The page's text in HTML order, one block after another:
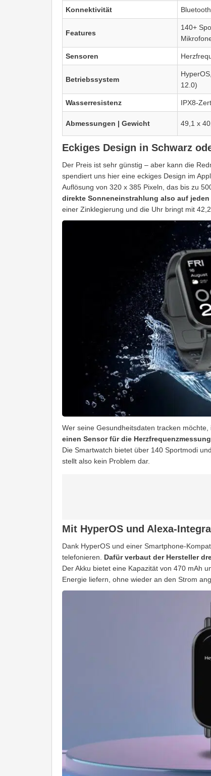
Konnektivität
Features
140+
Sensoren
Betriebssystem
12.0)
Wasserresistenz IPX8-
Abmessungen | Gewicht 49,1 x
Eckiges Design in Schwarz
Der Preis ist sehr günstig – aber kann die
spendiert uns hier eine eckiges Design im
Auflösung von 320 x 385 Pixeln, das bis zu
direkte Sonneneinstrahlung also auf
einer Zinklegierung und die Uhr bringt mit
Wer seine Gesundheitsdaten tracken
einen Sensor für die
Die Smartwatch bietet über 140 Sportmodi
stellt also kein Problem dar.
Mit HyperOS und Alexa-
Dank HyperOS und einer Smartphone-
telefonieren. Dafür verbaut der Hersteller
Der Akku bietet eine Kapazität von 470 mAh
Energie liefern, ohne wieder an den Strom